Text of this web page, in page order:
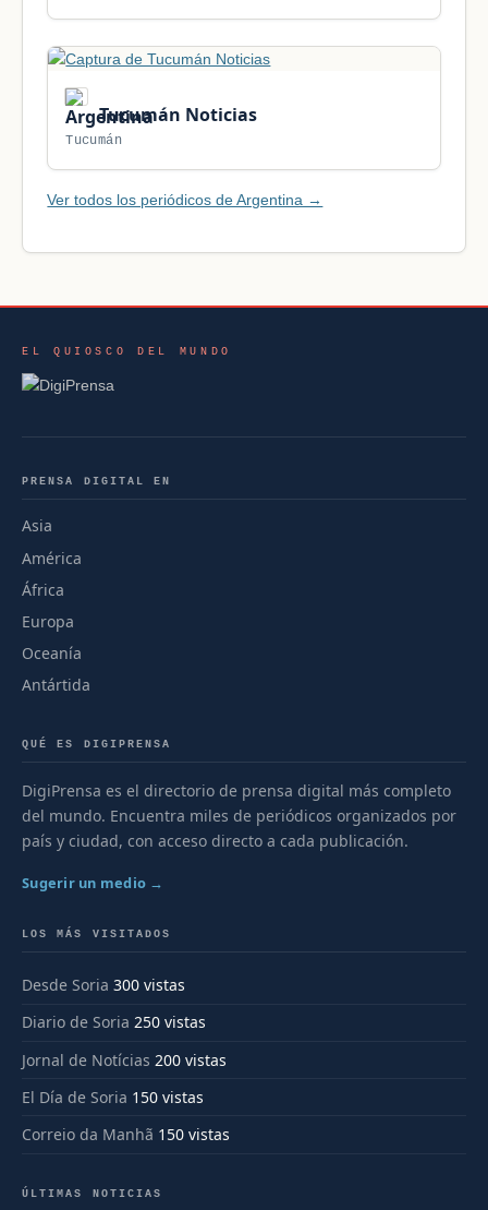
Tucumán Noticias
Tucumán
Ver todos los periódicos de Argentina →
EL QUIOSCO DEL MUNDO
PRENSA DIGITAL EN
Asia
América
África
Europa
Oceanía
Antártida
QUÉ ES DIGIPRENSA
DigiPrensa es el directorio de prensa digital más completo
del mundo. Encuentra miles de periódicos organizados por
país y ciudad, con acceso directo a cada publicación.
Sugerir un medio →
LOS MÁS VISITADOS
Desde Soria 300 vistas
Diario de Soria 250 vistas
Jornal de Notícias 200 vistas
El Día de Soria 150 vistas
Correio da Manhã 150 vistas
ÚLTIMAS NOTICIAS